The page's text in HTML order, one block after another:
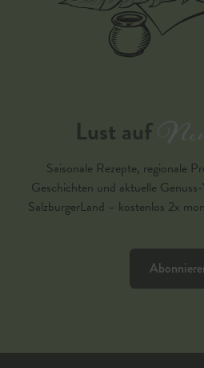
Lust auf
Saisonale Rezepte, regionale
Geschichten und aktuelle
SalzburgerLand – kostenlos 2x